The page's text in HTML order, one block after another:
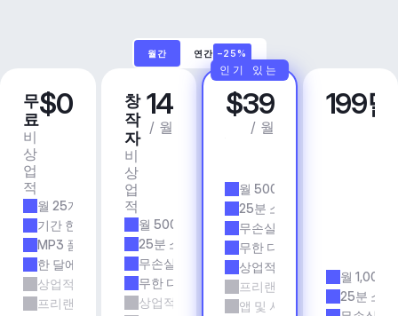
월간 연간 –25%
무
료
비
상
업
적
$0
월 25개 트랙
기간 한정
MP3 품질
한 달에 5회 다운로드
상업적 사용
프리랜서 및 에이전시 업무
창
작
자
비
상
업
적
14
/ 월
월 500개 트랙
25분 소요 시간
무손실 품질
무한 다운로드
상업적 사용
프
로
$39
/ 월
월 500개 트랙
25분 소요 시간
무손실 품질
무한 다운로드
상업적 사용
프리랜서 및 에이전시 업무
앱 및 서비스
인기 있는
비
즈
199
월 1,000
25분 소요